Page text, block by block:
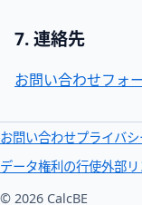
7. 連絡先
お問い合わせフォ
お問い合わせプライバシ
データ権利の行使外部
© 2026 CalcBE